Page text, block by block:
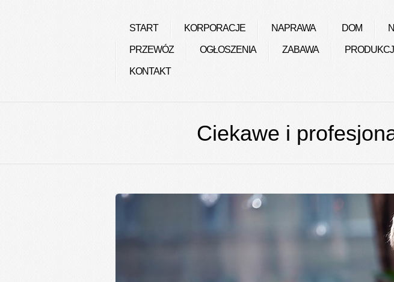
START KORPORACJE NAPRAWA DOM
PRZEWÓZ OGŁOSZENIA ZABAWA
KONTAKT
Ciekawe i